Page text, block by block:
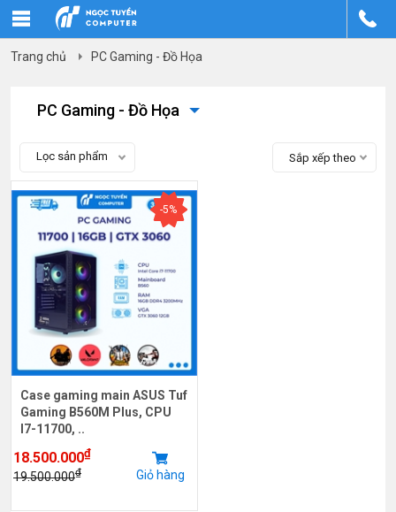
Trang chủ PC Gaming - Đồ Họa
PC Gaming - Đồ Họa
Lọc sản phẩm Sắp xếp theo
-5%
Case gaming main ASUS Tuf
Gaming B560M Plus, CPU
I7-11700, ..
18.500.000₫
19.500.000₫ Giỏ hàng